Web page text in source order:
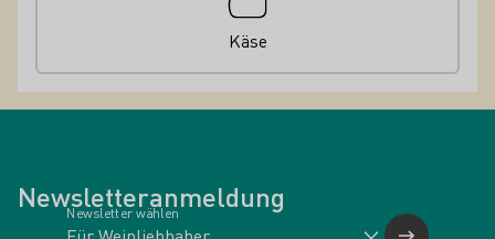
Käse
Newsletteranmeldung
Newsletter wählen